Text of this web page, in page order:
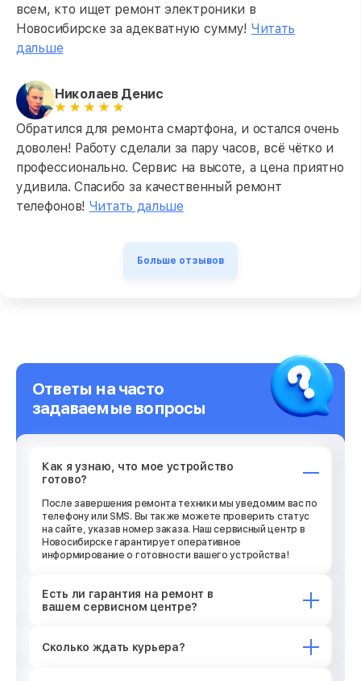
всем, кто ищет ремонт электроники в
Новосибирске за адекватную сумму! Читать
дальше
Николаев Денис
Обратился для ремонта смартфона, и остался очень
доволен! Работу сделали за пару часов, всё чётко и
профессионально. Сервис на высоте, а цена приятно
удивила. Спасибо за качественный ремонт
телефонов! Читать дальше
Больше отзывов
Ответы на часто
задаваемые вопросы
Как я узнаю, что мое устройство
готово?
После завершения ремонта техники мы уведомим вас по
телефону или SMS. Вы также можете проверить статус
на сайте, указав номер заказа. Наш сервисный центр в
Новосибирске гарантирует оперативное
информирование о готовности вашего устройства!
Есть ли гарантия на ремонт в
вашем сервисном центре?
Сколько ждать курьера?